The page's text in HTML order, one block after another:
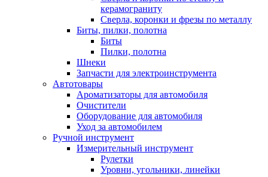
керамограниту
Сверла, коронки и фрезы по металлу
Биты, пилки, полотна
Биты
Пилки, полотна
Шнеки
Запчасти для электроинструмента
Автотовары
Ароматизаторы для автомобиля
Очистители
Оборудование для автомобиля
Уход за автомобилем
Ручной инструмент
Измерительный инструмент
Рулетки
Уровни, угольники, линейки